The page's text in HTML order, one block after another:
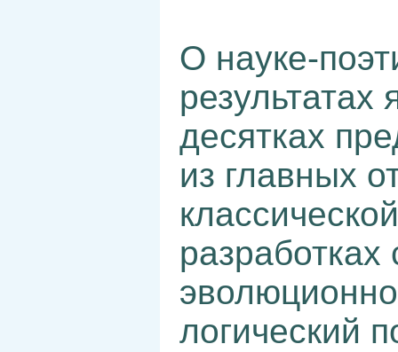
О науке-
десятках
из главных
логический